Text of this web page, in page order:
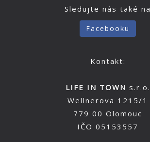
Sledujte nás také na
Facebooku
Kontakt:
LIFE IN TOWN s.r.o.
Wellnerova 1215/1
779 00 Olomouc
IČO 05153557